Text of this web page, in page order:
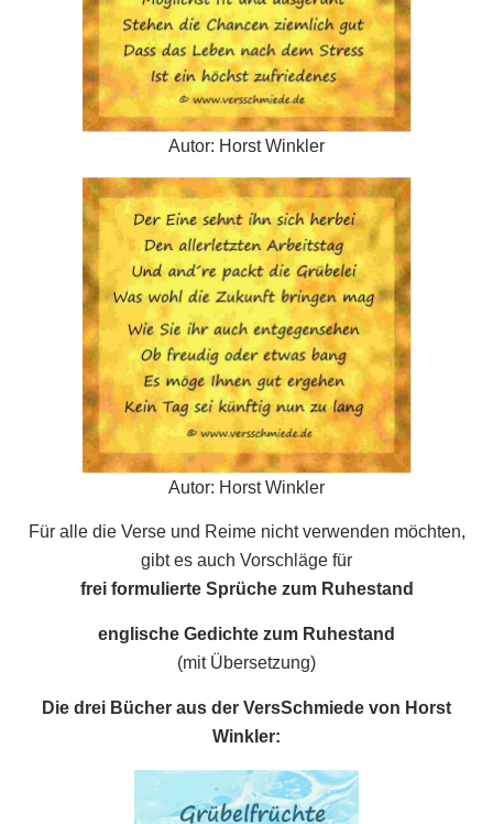
Autor: Horst Winkler
Autor: Horst Winkler
Für alle die Verse und Reime nicht verwenden möchten,
gibt es auch Vorschläge für
frei formulierte Sprüche zum Ruhestand
englische Gedichte zum Ruhestand
(mit Übersetzung)
Die drei Bücher aus der VersSchmiede von Horst
Winkler: